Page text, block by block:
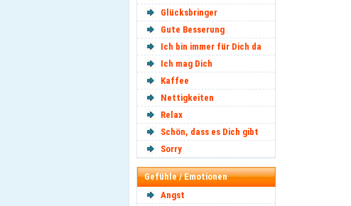
Glücksbringer
Gute Besserung
Ich bin immer für Dich da
Ich mag Dich
Kaffee
Nettigkeiten
Relax
Schön, dass es Dich gibt
Sorry
Gefühle / Emotionen
Angst